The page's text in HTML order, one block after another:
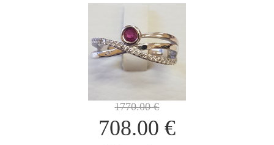
1770.00€
708.00 €